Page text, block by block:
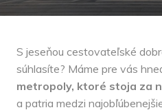
S jeseňou cestovateľské
súhlasíte? Máme pre vás
metropoly, ktoré stoja za
a patria medzi